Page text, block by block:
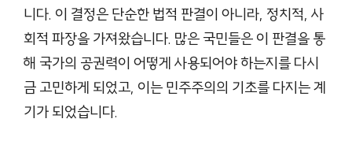
니다. 이 결정은 단순한 법적 판결이 아니라, 정치적, 사
회적 파장을 가져왔습니다. 많은 국민들은 이 판결을 통
해 국가의 공권력이 어떻게 사용되어야 하는지를 다시
금 고민하게 되었고, 이는 민주주의의 기초를 다지는 계
기가 되었습니다.